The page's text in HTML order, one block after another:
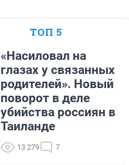
ТОП 5
«Насиловал на
глазах у связанных
родителей». Новый
поворот в деле
убийства россиян в
Таиланде
13 279 7